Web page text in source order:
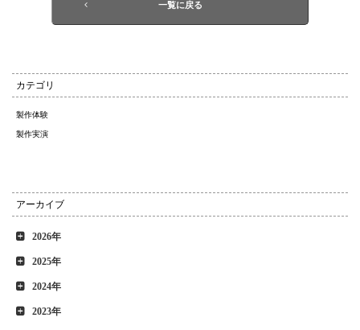
一覧に戻る
カテゴリ
製作体験
製作実演
アーカイブ
2026年
2025年
2024年
2023年